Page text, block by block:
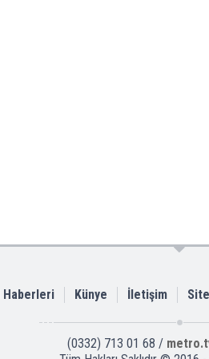
Haberleri Künye İletişim
(0332) 713 01 68 /